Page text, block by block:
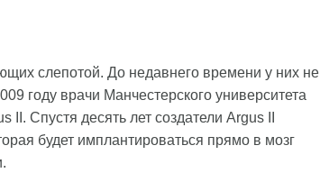
слепотой. До недавнего времени у них не
году врачи Манчестерского университета
Спустя десять лет создатели Argus II
будет имплантироваться прямо в мозг